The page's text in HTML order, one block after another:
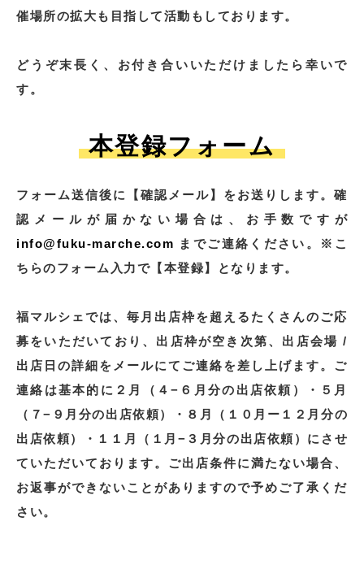
催場所の拡大も目指して活動もしております。
どうぞ末長く、お付き合いいただけましたら幸いで
す。
本登録フォーム
フォーム送信後に【確認メール】をお送りします。確
認メールが届かない場合は、お手数ですが
info@fuku-marche.com までご連絡ください。※こ
ちらのフォーム入力で【本登録】となります。
福マルシェでは、毎月出店枠を超えるたくさんのご応
募をいただいており、出店枠が空き次第、出店会場 /
出店日の詳細をメールにてご連絡を差し上げます。ご
連絡は基本的に２月（４−６月分の出店依頼）・５月
（７−９月分の出店依頼）・８月（１０月ー１２月分の
出店依頼）・１１月（１月−３月分の出店依頼）にさせ
ていただいております。ご出店条件に満たない場合、
お返事ができないことがありますので予めご了承くだ
さい。